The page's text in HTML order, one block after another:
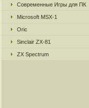
Современные Игры для ПК
Microsoft MSX-1
Oric
Sinclair ZX-81
ZX Spectrum